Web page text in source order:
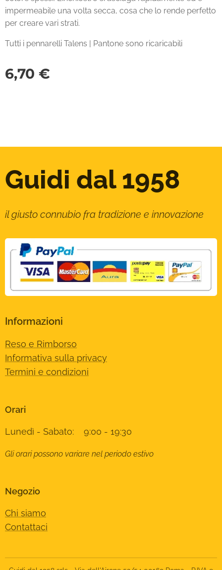
impermeabile una volta secca, cosa che lo rende perfetto
per creare vari strati.
Tutti i pennarelli Talens | Pantone sono ricaricabili
6,70 €
Guidi dal 1958
il giusto connubio fra tradizione e innovazione
Informazioni
Reso e Rimborso
Informativa sulla privacy
Termini e condizioni
Orari
Lunedì - Sabato: 9:00 - 19:30
Gli orari possono variare nel periodo estivo
Negozio
Chi siamo
Contattaci